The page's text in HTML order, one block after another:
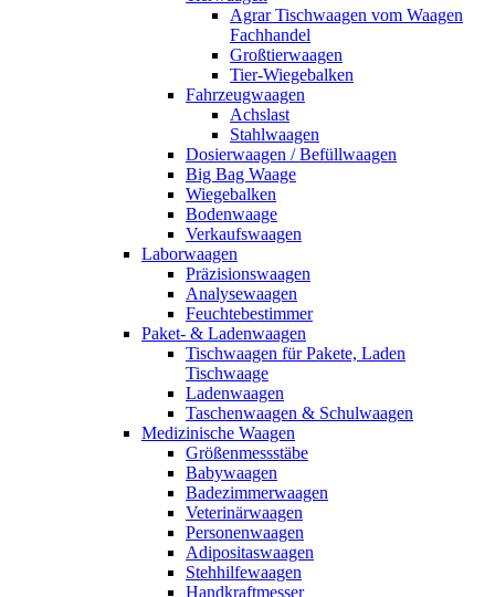
Agrar Tischwaagen vom Waagen
Fachhandel
Großtierwaagen
Tier-Wiegebalken
Fahrzeugwaagen
Achslast
Stahlwaagen
Dosierwaagen / Befüllwaagen
Big Bag Waage
Wiegebalken
Bodenwaage
Verkaufswaagen
Laborwaagen
Präzisionswaagen
Analysewaagen
Feuchtebestimmer
Paket- & Ladenwaagen
Tischwaagen für Pakete, Laden
Tischwaage
Ladenwaagen
Taschenwaagen & Schulwaagen
Medizinische Waagen
Größenmessstäbe
Babywaagen
Badezimmerwaagen
Veterinärwaagen
Personenwaagen
Adipositaswaagen
Stehhilfewaagen
Handkraftmesser